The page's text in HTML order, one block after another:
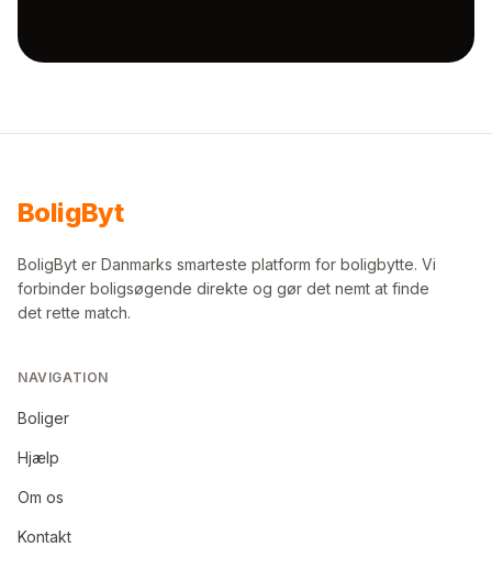
BoligByt
BoligByt er Danmarks smarteste platform for boligbytte. Vi
forbinder boligsøgende direkte og gør det nemt at finde
det rette match.
NAVIGATION
Boliger
Hjælp
Om os
Kontakt